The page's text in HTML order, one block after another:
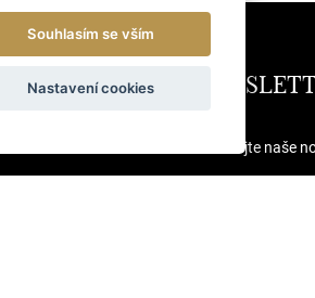
Odebírejte naše
Souhlasím se vším
Nastavení cookies